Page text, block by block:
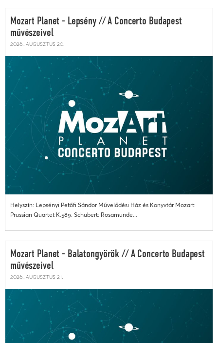
Mozart Planet - Lepsény // A Concerto Budapest
művészeivel
2026. augusztus 20.
Helyszín: Lepsényi Petőfi Sándor Művelődési Ház és Könyvtár Mozart:
Prussian Quartet K.589. Schubert: Rosamunde...
Mozart Planet - Balatongyörök // A Concerto Budapest
művészeivel
2026. augusztus 21.